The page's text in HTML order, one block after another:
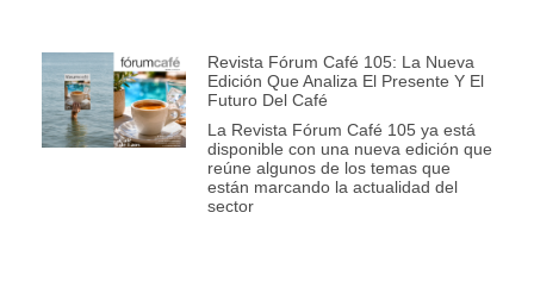
Revista Fórum Café 105: La Nueva
Edición Que Analiza El Presente Y El
Futuro Del Café
La Revista Fórum Café 105 ya está
disponible con una nueva edición que
reúne algunos de los temas que
están marcando la actualidad del
sector